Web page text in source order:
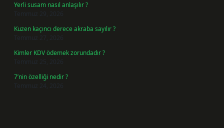
Yerli susam nasıl anlaşılır ?
Temmuz 29, 2026
Kuzen kaçıncı derece akraba sayılır ?
Temmuz 27, 2026
Kimler KDV ödemek zorundadır ?
Temmuz 25, 2026
7’nin özelliği nedir ?
Temmuz 24, 2026